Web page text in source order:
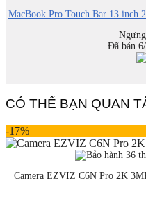
MacBook Pro Touch Bar 13 inch
Đã bán
CÓ THỂ BẠN QUAN
-17%
Camera EZVIZ C6N Pro 2K